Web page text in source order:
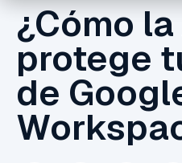
¿Cómo la
protege
de